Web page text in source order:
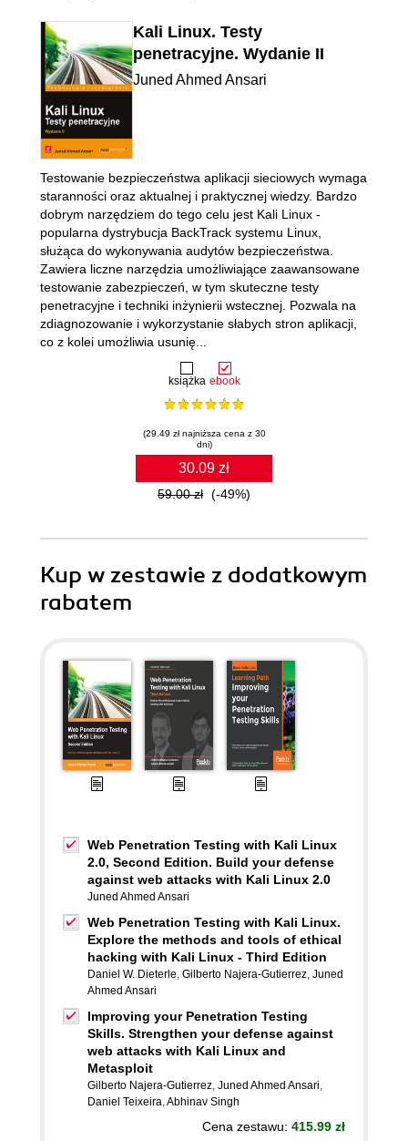
Kali Linux. Testy
penetracyjne. Wydanie II
Juned Ahmed Ansari
książka ebook
(29.49 zł najniższa cena z 30
dni)
30.09 zł
59.00 zł (-49%)
Testowanie bezpieczeństwa aplikacji sieciowych wymaga
staranności oraz aktualnej i praktycznej wiedzy. Bardzo
dobrym narzędziem do tego celu jest Kali Linux -
popularna dystrybucja BackTrack systemu Linux,
służąca do wykonywania audytów bezpieczeństwa.
Zawiera liczne narzędzia umożliwiające zaawansowane
testowanie zabezpieczeń, w tym skuteczne testy
penetracyjne i techniki inżynierii wstecznej. Pozwala na
zdiagnozowanie i wykorzystanie słabych stron aplikacji,
co z kolei umożliwia usunię...
Kup w zestawie z dodatkowym
rabatem
Web Penetration Testing with Kali Linux
2.0, Second Edition. Build your defense
against web attacks with Kali Linux 2.0
Juned Ahmed Ansari
Web Penetration Testing with Kali Linux.
Explore the methods and tools of ethical
hacking with Kali Linux - Third Edition
Daniel W. Dieterle, Gilberto Najera-Gutierrez, Juned
Ahmed Ansari
Improving your Penetration Testing
Skills. Strengthen your defense against
web attacks with Kali Linux and
Metasploit
Gilberto Najera-Gutierrez, Juned Ahmed Ansari,
Daniel Teixeira,Abhinav Singh
Cena zestawu: 415.99 zł